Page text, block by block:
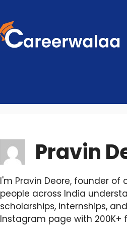
Pravin
I'm Pravin Deore, founder
people across India
scholarships, internships,
Instagram page with 200K+